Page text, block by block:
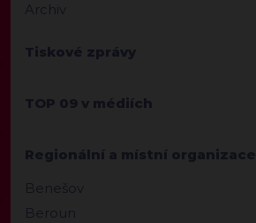
Archiv
Tiskové zprávy
TOP 09 v médiích
Regionální a místní organizace
Benešov
Beroun